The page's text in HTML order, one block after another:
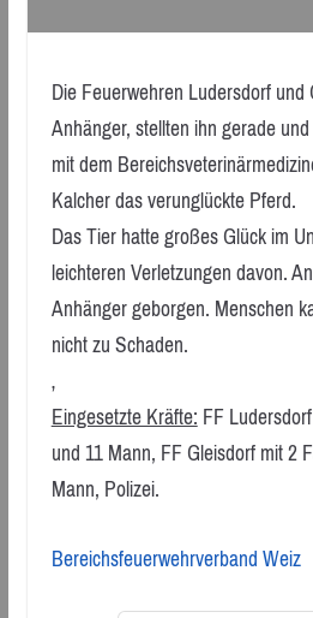
Die Feuerwehren Ludersdorf
Anhänger, stellten ihn gerade
mit dem
Kalcher das verunglückte Pferd.
Das Tier hatte großes Glück im
leichteren Verletzungen davon.
Anhänger geborgen. Menschen
nicht zu Schaden.
‚
Eingesetzte Kräfte:FF
und 11 Mann, FF Gleisdorf mit 2
Mann, Polizei.
Bereichsfeuerwehrverband Weiz